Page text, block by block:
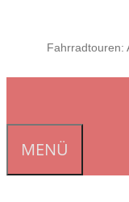
Fahrradtouren:
MENÜ